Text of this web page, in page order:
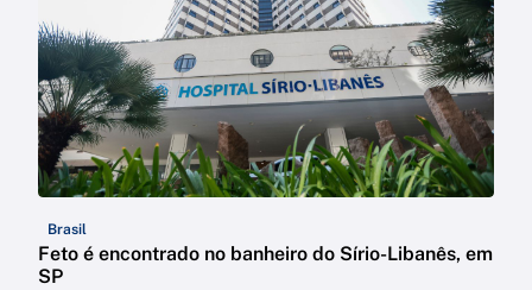
Brasil
Feto é encontrado no banheiro do Sírio-Libanês, em
SP